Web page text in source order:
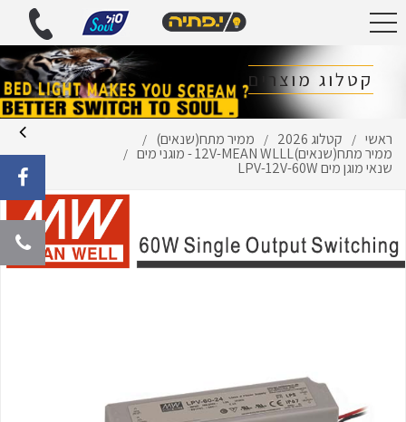
קטלוג מוצרים
ראשי / קטלוג 2026 / ממיר מתח(שנאים) /
ממיר מתח(שנאים)12V-MEAN WLLL - מוגני מים /
שנאי מוגן מים LPV-12V-60W